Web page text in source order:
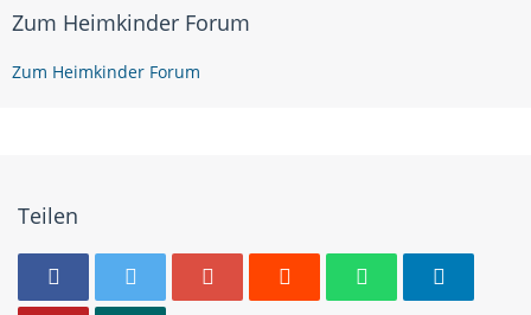
Zum Heimkinder Forum
Zum Heimkinder Forum
Teilen